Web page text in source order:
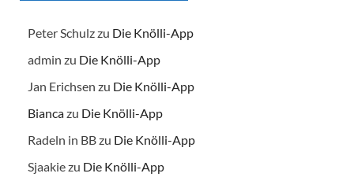
Peter Schulzzu Die Knölli-App
admin zu Die Knölli-App
Jan Erichsen zu Die Knölli-App
Biancazu Die Knölli-App
Radeln in BBzu Die Knölli-App
Sjaakiezu Die Knölli-App